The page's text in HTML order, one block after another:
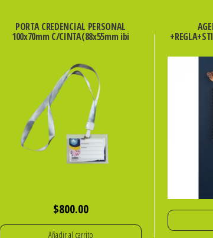
PORTA CREDENCIAL PERSONAL
100x70mm C/CINTA(88x55mm ibi
$800.00
Añadir al carrito